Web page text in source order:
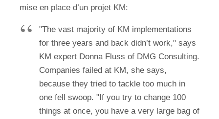
mise en place d’un projet KM:
"The vast majority of KM implementations
for three years and back didn’t work," says
KM expert Donna Fluss of DMG Consulting.
Companies failed at KM, she says,
because they tried to tackle too much in
one fell swoop. "If you try to change 100
things at once, you have a very large bag of